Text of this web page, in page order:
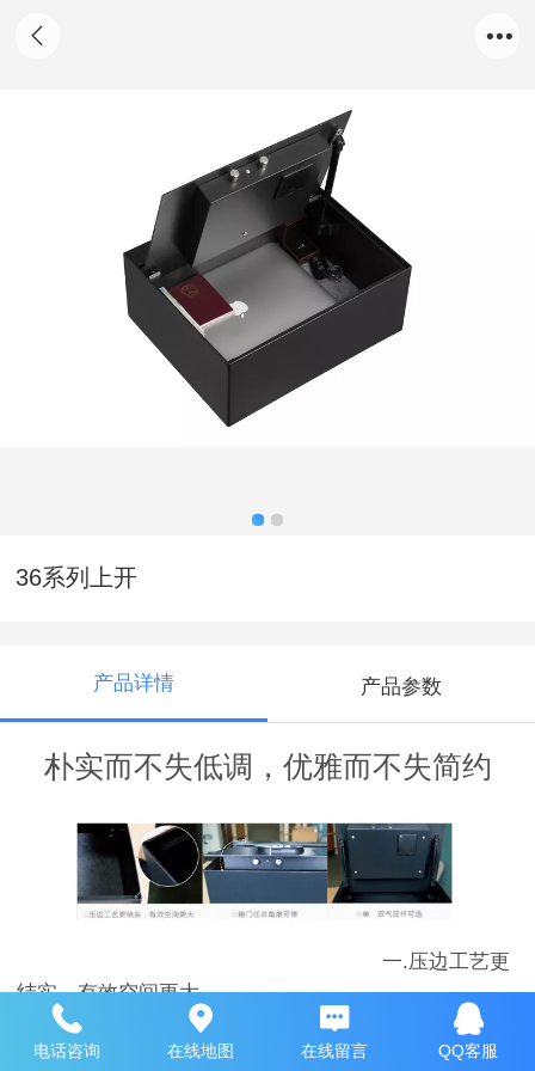
36系列上开
产品详情 产品参数
朴实而不失低调，优雅而不失简约
一.压边工艺更
结实，有效空间更大
二.箱门任意角
度可停
电话咨询 在线地图 在线留言 QQ客服